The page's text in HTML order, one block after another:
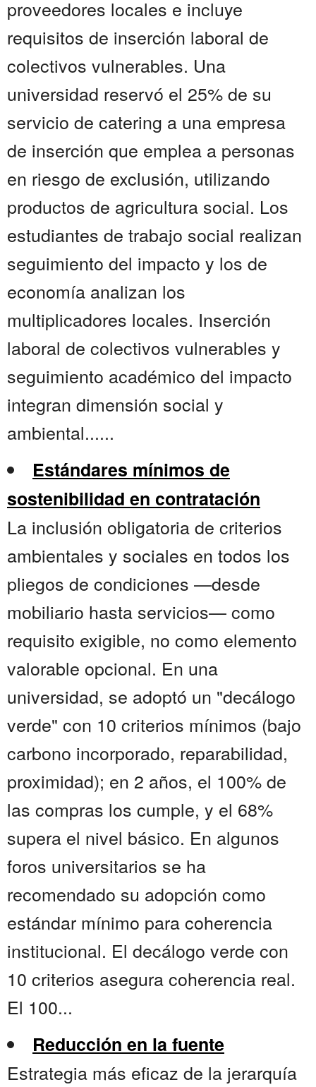
proveedores locales e incluye
requisitos de inserción laboral de
colectivos vulnerables. Una
universidad reservó el 25% de su
servicio de catering a una empresa
de inserción que emplea a personas
en riesgo de exclusión, utilizando
productos de agricultura social. Los
estudiantes de trabajo social realizan
seguimiento del impacto y los de
economía analizan los
multiplicadores locales. Inserción
laboral de colectivos vulnerables y
seguimiento académico del impacto
integran dimensión social y
ambiental......
Estándares mínimos de
sostenibilidad en contratación
La inclusión obligatoria de criterios
ambientales y sociales en todos los
pliegos de condiciones —desde
mobiliario hasta servicios— como
requisito exigible, no como elemento
valorable opcional. En una
universidad, se adoptó un "decálogo
verde" con 10 criterios mínimos (bajo
carbono incorporado, reparabilidad,
proximidad); en 2 años, el 100% de
las compras los cumple, y el 68%
supera el nivel básico. En algunos
foros universitarios se ha
recomendado su adopción como
estándar mínimo para coherencia
institucional. El decálogo verde con
10 criterios asegura coherencia real.
El 100...
Reducción en la fuente
Estrategia más eficaz de la jerarquía